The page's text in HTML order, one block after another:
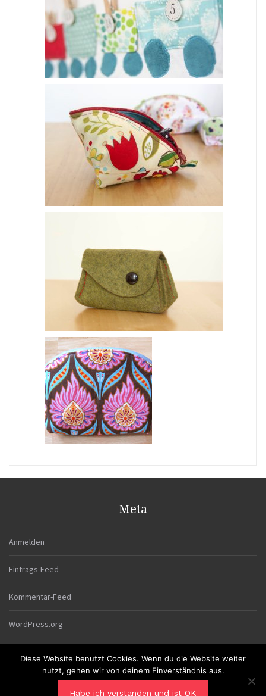
Meta
Anmelden
Eintrags-Feed
Kommentar-Feed
WordPress.org
Diese Website benutzt Cookies. Wenn du die Website weiter
nutzt, gehen wir von deinem Einverständnis aus.
Habe ich verstanden und ist OK